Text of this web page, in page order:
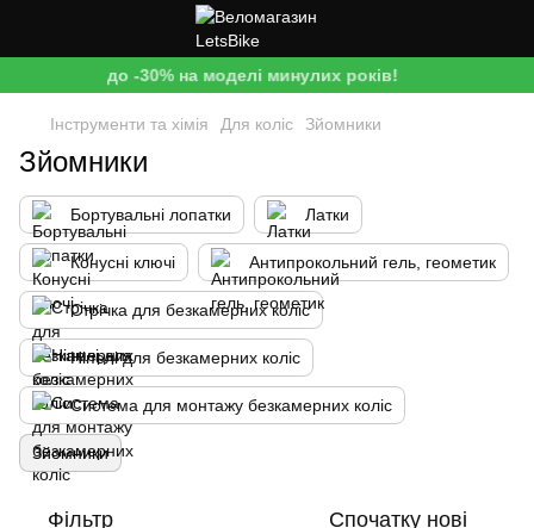
до -30% на моделі минулих років!
Інструменти та хімія Для коліс Зйомники
Зйомники
Бортувальні лопатки Латки
Конусні ключі Антипрокольний гель, геометик
Стрічка для безкамерних коліс
Ніпелі для безкамерних коліс
Система для монтажу безкамерних коліс
Зйомники
Фільтр Спочатку нові